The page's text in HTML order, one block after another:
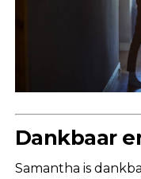
Dankbaar
Samantha is